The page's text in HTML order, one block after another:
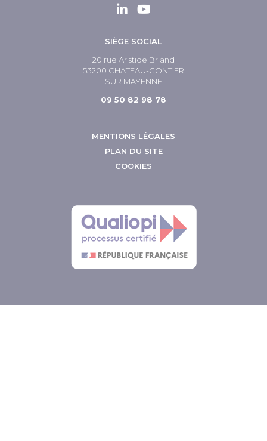
SIÈGE SOCIAL
20 rue Aristide Briand
53200 CHATEAU-GONTIER
SUR MAYENNE
09 50 82 98 78
MENTIONS LÉGALES
PLAN DU SITE
COOKIES